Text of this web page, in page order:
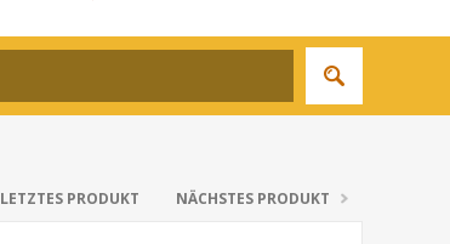
LETZTES PRODUKT NÄCHSTES PRODUKT